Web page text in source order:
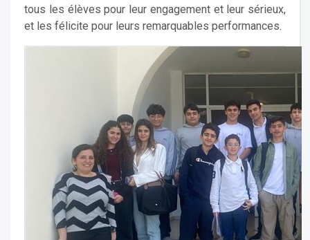
tous les élèves pour leur engagement et leur sérieux,
et les félicite pour leurs remarquables performances.